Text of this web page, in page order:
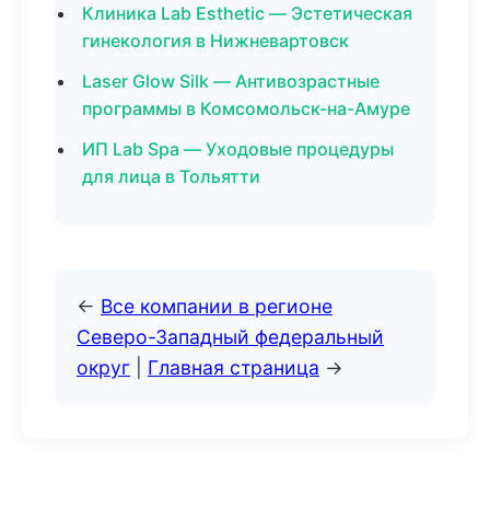
Клиника Lab Esthetic — Эстетическая
гинекология в Нижневартовск
Laser Glow Silk — Антивозрастные
программы в Комсомольск-на-Амуре
ИП Lab Spa — Уходовые процедуры
для лица в Тольятти
← Все компании в регионе
Северо-Западный федеральный
округ
Главная страница →